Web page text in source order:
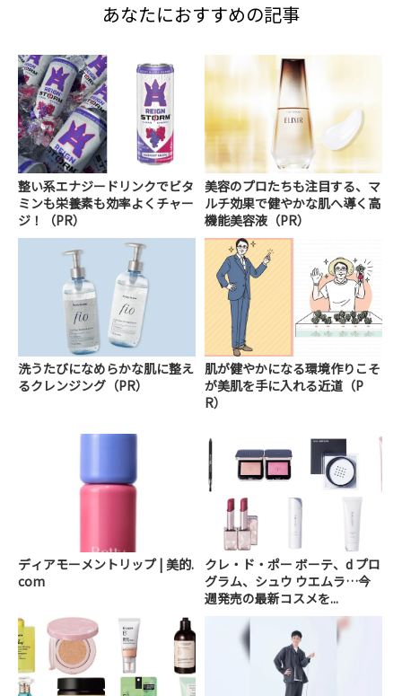
あなたにおすすめの記事
整い系エナジードリンクでビタ
ミンも栄養素も効率よくチャー
ジ！（PR）
美容のプロたちも注目する、マ
ルチ効果で健やかな肌へ導く高
機能美容液（PR）
洗うたびになめらかな肌に整え
るクレンジング（PR）
肌が健やかになる環境作りこそ
が美肌を手に入れる近道（P
R）
ディアモーメントリップ | 美的.
com
クレ・ド・ポー ボーテ、d プロ
グラム、シュウ ウエムラ…今
週発売の最新コスメを...